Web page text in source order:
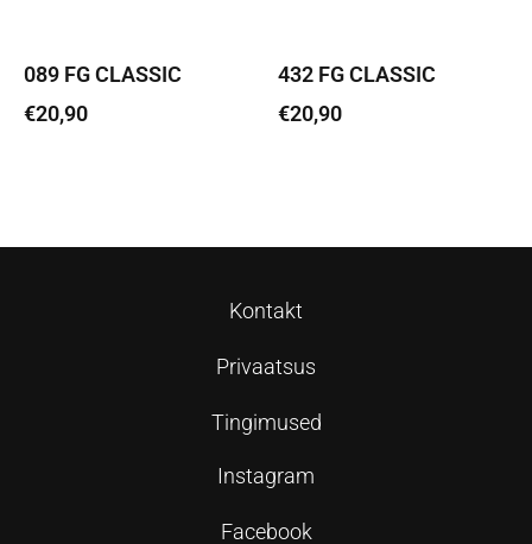
089 FG CLASSIC
€20,90
432 FG CLASSIC
€20,90
Kontakt
Privaatsus
Tingimused
Instagram
Facebook